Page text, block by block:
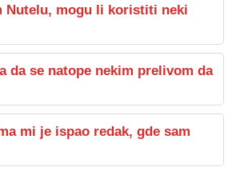
Nutelu, mogu li koristiti neki
da se natope nekim prelivom da
mi je ispao redak, gde sam